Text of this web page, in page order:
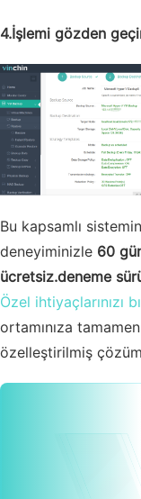
4.İşlemi gözden
Bu kapsamlı
deneyiminizle 60
ücretsiz.deneme
Özel ihtiyaçlarınızı
ortamınıza
özelleştirilmiş